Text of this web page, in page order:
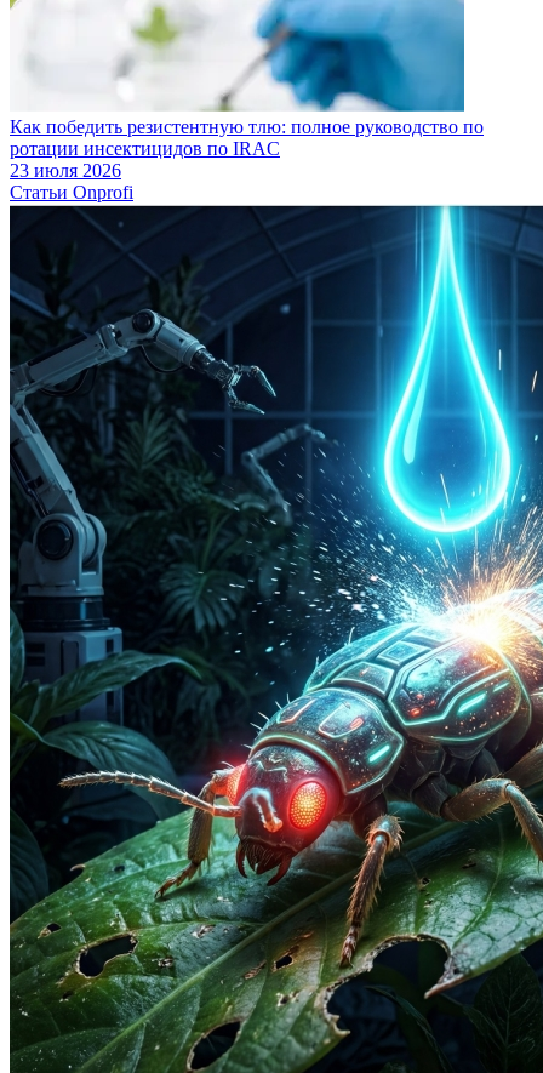
Как победить резистентную тлю: полное руководство по
ротации инсектицидов по IRAC
23 июля 2026
Статьи Onprofi